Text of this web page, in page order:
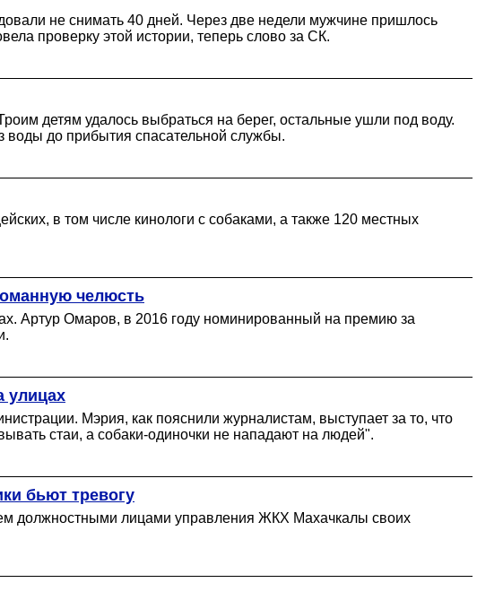
не снимать 40 дней. Через две недели мужчине пришлось
проверку этой истории, теперь слово за СК.
детям удалось выбраться на берег, остальные ушли под воду.
воды до прибытия спасательной службы.
в том числе кинологи с собаками, а также 120 местных
челюсть
Артур Омаров, в 2016 году номинированный на премию за
улицах
Мэрия, как пояснили журналистам, выступает за то, что
стаи, а собаки-одиночки не нападают на людей".
бьют тревогу
должностными лицами управления ЖКХ Махачкалы своих